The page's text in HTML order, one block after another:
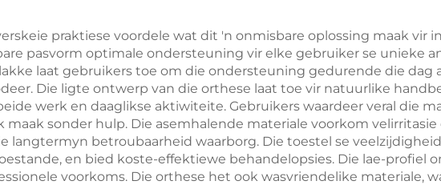
praktiese voordele wat dit 'n onmisbare oplossing maak vir
pasvorm optimale ondersteuning vir elke gebruiker se unieke
laat gebruikers toe om die ondersteuning gedurende die dag
Die ligte ontwerp van die orthese laat toe vir natuurlike
werk en daaglikse aktiwiteite. Gebruikers waardeer veral die
sonder hulp. Die asemhalende materiale voorkom
langtermyn betroubaarheid waarborg. Die toestel se
en bied koste-effektiewe behandelopsies. Die lae-profiel
voorkoms. Die orthese het ook wasvriendelike materiale,